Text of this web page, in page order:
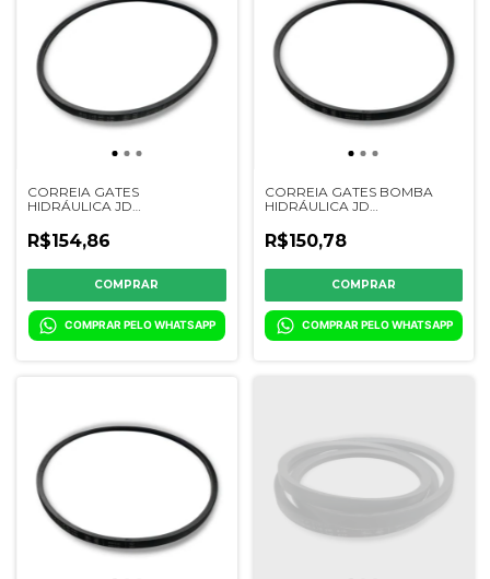
CORREIA GATES
HIDRÁULICA JD
- 201112K - CQ17755
R$154,86
COMPRAR PELO WHATSAPP
CORREIA GATES BOMBA
HIDRÁULICA JD
CQ03492
R$150,78
COMPRAR PELO WHATSAPP